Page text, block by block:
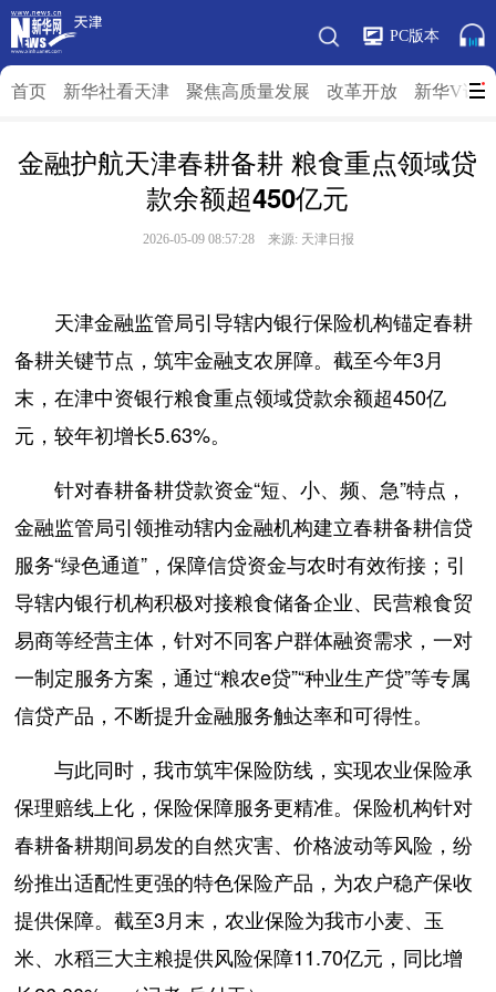
PC版本
首页 新华社看天津 聚焦高质量发展 改革开放 新华V访
金融护航天津春耕备耕 粮食重点领域贷
款余额超450亿元
2026-05-09 08:57:28 来源: 天津日报
天津金融监管局引导辖内银行保险机构锚定春耕
备耕关键节点，筑牢金融支农屏障。截至今年3月
末，在津中资银行粮食重点领域贷款余额超450亿
元，较年初增长5.63%。
针对春耕备耕贷款资金“短、小、频、急”特点，
金融监管局引领推动辖内金融机构建立春耕备耕信贷
服务“绿色通道”，保障信贷资金与农时有效衔接；引
导辖内银行机构积极对接粮食储备企业、民营粮食贸
易商等经营主体，针对不同客户群体融资需求，一对
一制定服务方案，通过“粮农e贷”“种业生产贷”等专属
信贷产品，不断提升金融服务触达率和可得性。
与此同时，我市筑牢保险防线，实现农业保险承
保理赔线上化，保险保障服务更精准。保险机构针对
春耕备耕期间易发的自然灾害、价格波动等风险，纷
纷推出适配性更强的特色保险产品，为农户稳产保收
提供保障。截至3月末，农业保险为我市小麦、玉
米、水稻三大主粮提供风险保障11.70亿元，同比增